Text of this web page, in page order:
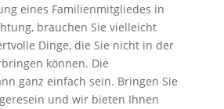
eines Familienmitgliedes in
brauchen Sie vielleicht
Dinge, die Sie nicht in der
können. Die
ganz einfach sein. Bringen Sie
und wir bieten Ihnen